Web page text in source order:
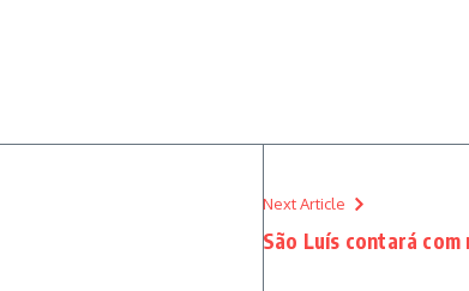
Next Article
São Luís contará